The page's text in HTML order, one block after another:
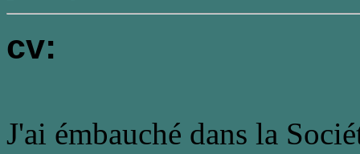
cv:
J'ai émbauché dans la